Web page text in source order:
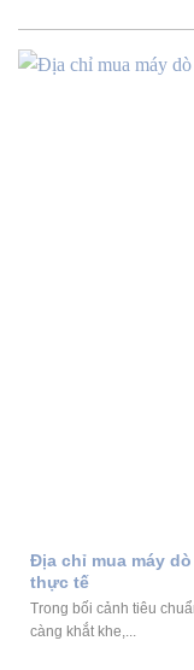
Địa chỉ mua máy
thực tế
Trong bối cảnh tiêu
càng khắt khe,...